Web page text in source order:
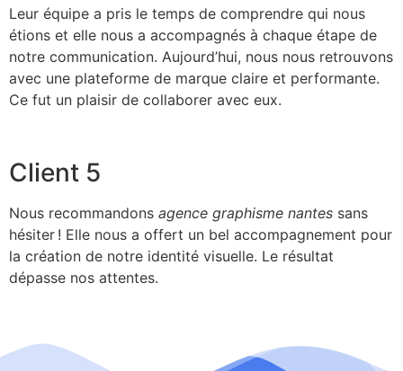
Leur équipe a pris le temps de comprendre qui nous
étions et elle nous a accompagnés à chaque étape de
notre communication. Aujourd’hui, nous nous retrouvons
avec une plateforme de marque claire et performante.
Ce fut un plaisir de collaborer avec eux.
Client 5
Nous recommandons agence graphisme nantes sans
hésiter ! Elle nous a offert un bel accompagnement pour
la création de notre identité visuelle. Le résultat
dépasse nos attentes.